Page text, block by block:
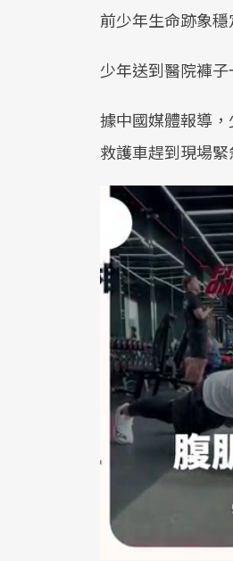
前少年生命跡象
少年送到醫院褲子
據中國媒體報導
救護車趕到現場